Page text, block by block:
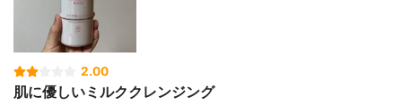
2.00
肌に優しいミルククレンジング